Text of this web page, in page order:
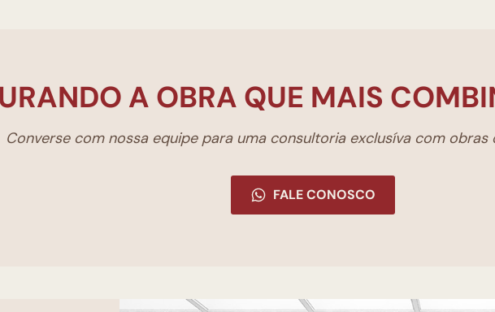
A OBRA QUE MAIS
Converse com nossa equipe para uma consultoria exclusíva com obras
FALE CONOSCO